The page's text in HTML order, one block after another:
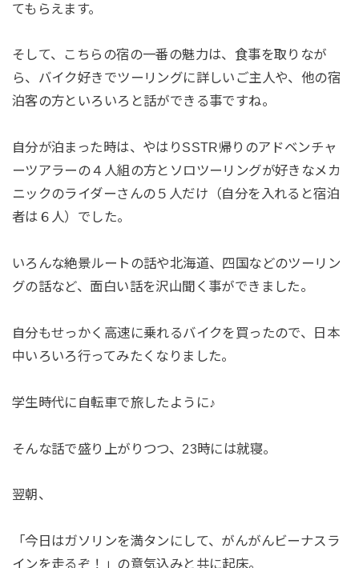
てもらえます。
そして、こちらの宿の一番の魅力は、食事を取りなが
ら、バイク好きでツーリングに詳しいご主人や、他の宿
泊客の方といろいろと話ができる事ですね。
自分が泊まった時は、やはりSSTR帰りのアドベンチャ
ーツアラーの４人組の方とソロツーリングが好きなメカ
ニックのライダーさんの５人だけ（自分を入れると宿泊
者は６人）でした。
いろんな絶景ルートの話や北海道、四国などのツーリン
グの話など、面白い話を沢山聞く事ができました。
自分もせっかく高速に乗れるバイクを買ったので、日本
中いろいろ行ってみたくなりました。
学生時代に自転車で旅したように♪
そんな話で盛り上がりつつ、23時には就寝。
翌朝、
「今日はガソリンを満タンにして、がんがんビーナスラ
インを走るぞ！」の意気込みと共に起床。